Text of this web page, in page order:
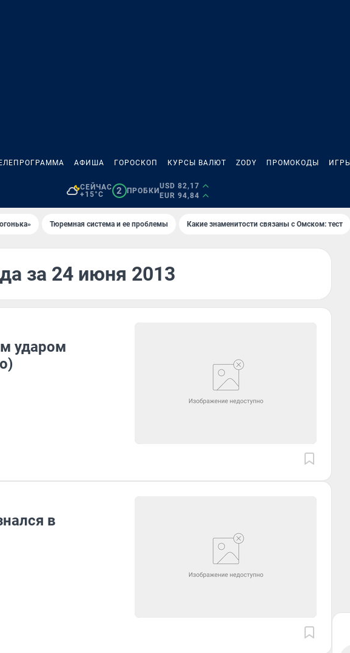
АФИША ГОРОСКОП КУРСЫ ВАЛЮТ ZODY ПРОМОКОДЫ ИГРЫ
СЕЙЧАС
+15°C
2 ПРОБКИ
USD 82,17
EUR 94,84
Тюремная система и ее проблемы Какие знаменитости связаны с Омском: тест
за 24 июня 2013
ударом
в